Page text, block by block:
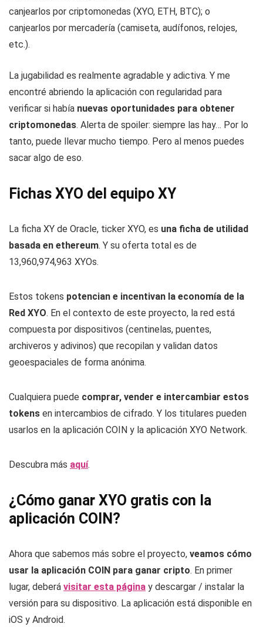
canjearlos por criptomonedas (XYO, ETH, BTC); o
canjearlos por mercadería (camiseta, audífonos, relojes,
etc.).
La jugabilidad es realmente agradable y adictiva. Y me
encontré abriendo la aplicación con regularidad para
verificar si había nuevas oportunidades para obtener
criptomonedas. Alerta de spoiler: siempre las hay… Por lo
tanto, puede llevar mucho tiempo. Pero al menos puedes
sacar algo de eso.
Fichas XYO del equipo XY
La ficha XY de Oracle, ticker XYO, es una ficha de utilidad
basada en ethereum. Y su oferta total es de
13,960,974,963 XYOs.
Estos tokens potencian e incentivan la economía de la
Red XYO. En el contexto de este proyecto, la red está
compuesta por dispositivos (centinelas, puentes,
archiveros y adivinos) que recopilan y validan datos
geoespaciales de forma anónima.
Cualquiera puede comprar, vender e intercambiar estos
tokens en intercambios de cifrado. Y los titulares pueden
usarlos en la aplicación COIN y la aplicación XYO Network.
Descubra más aquí.
¿Cómo ganar XYO gratis con la
aplicación COIN?
Ahora que sabemos más sobre el proyecto, veamos cómo
usar la aplicación COIN para ganar cripto. En primer
lugar, deberá visitar esta página y descargar / instalar la
versión para su dispositivo. La aplicación está disponible en
iOS y Android.